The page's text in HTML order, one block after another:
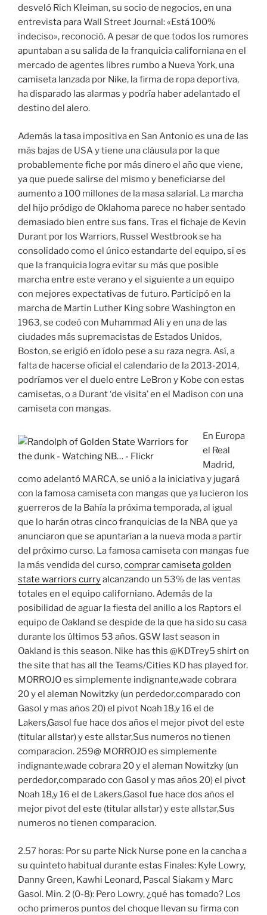
desveló Rich Kleiman, su socio de negocios, en una
entrevista para Wall Street Journal: «Está 100%
indeciso», reconoció. A pesar de que todos los rumores
apuntaban a su salida de la franquicia californiana en el
mercado de agentes libres rumbo a Nueva York, una
camiseta lanzada por Nike, la firma de ropa deportiva,
ha disparado las alarmas y podría haber adelantado el
destino del alero.
Además la tasa impositiva en San Antonio es una de las
más bajas de USA y tiene una cláusula por la que
probablemente fiche por más dinero el año que viene,
ya que puede salirse del mismo y beneficiarse del
aumento a 100 millones de la masa salarial. La marcha
del hijo pródigo de Oklahoma parece no haber sentado
demasiado bien entre sus fans. Tras el fichaje de Kevin
Durant por los Warriors, Russel Westbrook se ha
consolidado como el único estandarte del equipo, si es
que la franquicia logra evitar su más que posible
marcha entre este verano y el siguiente a un equipo
con mejores expectativas de futuro. Participó en la
marcha de Martin Luther King sobre Washington en
1963, se codeó con Muhammad Ali y en una de las
ciudades más supremacistas de Estados Unidos,
Boston, se erigió en ídolo pese a su raza negra. Así, a
falta de hacerse oficial el calendario de la 2013-2014,
podríamos ver el duelo entre LeBron y Kobe con estas
camisetas, o a Durant ‘de visita’ en el Madison con una
camiseta con mangas.
En Europa
el Real
Madrid,
como adelantó MARCA, se unió a la iniciativa y jugará
con la famosa camiseta con mangas que ya lucieron los
guerreros de la Bahía la próxima temporada, al igual
que lo harán otras cinco franquicias de la NBA que ya
anunciaron que se apuntarían a la nueva moda a partir
del próximo curso. La famosa camiseta con mangas fue
la más vendida del curso,comprar camiseta golden
state warriors curryalcanzando un 53% de las ventas
totales en el equipo californiano. Además de la
posibilidad de aguar la fiesta del anillo a los Raptors el
equipo de Oakland se despide de la que ha sido su casa
durante los últimos 53 años. GSW last season in
Oakland is this season. Nike has this @KDTrey5 shirt on
the site that has all the Teams/Cities KD has played for.
MORROJO es simplemente indignante,wade cobrara
20 y el aleman Nowitzky (un perdedor,comparado con
Gasol y mas años 20) el pivot Noah 18,y 16 el de
Lakers,Gasol fue hace dos años el mejor pivot del este
(titular allstar) y este allstar,Sus numeros no tienen
comparacion. 259@ MORROJO es simplemente
indignante,wade cobrara 20 y el aleman Nowitzky (un
perdedor,comparado con Gasol y mas años 20) el pivot
Noah 18,y 16 el de Lakers,Gasol fue hace dos años el
mejor pivot del este (titular allstar) y este allstar,Sus
numeros no tienen comparacion.
2.57 horas: Por su parte Nick Nurse pone en la cancha a
su quinteto habitual durante estas Finales: Kyle Lowry,
Danny Green, Kawhi Leonard, Pascal Siakam y Marc
Gasol. Min. 2 (0-8): Pero Lowry, ¿qué has tomado? Los
ocho primeros puntos del choque llevan su firma con